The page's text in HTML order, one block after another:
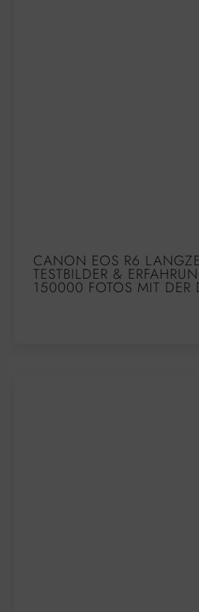
CANON EOS R6
TESTBILDER &
150000 FOTOS MIT DER